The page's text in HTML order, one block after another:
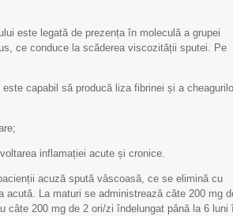
este legată de prezența în moleculă a grupei
ce conduce la scăderea viscozității sputei. Pe
capabil să producă liza fibrinei și a
inflamației acute și cronice.
acuză spută vâscoasă, ce se elimină cu
La maturi se administrează câte 200 mg
câte 200 mg de 2 ori/zi îndelungat până la 6 luni